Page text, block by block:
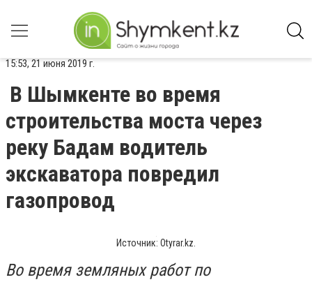
15:53, 21 июня 2019 г.
В Шымкенте во время
строительства моста через
реку Бадам водитель
экскаватора повредил
газопровод
Источник: Оtyrar.kz.
Во время земляных работ по